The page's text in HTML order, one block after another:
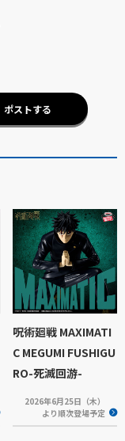
ポストする
呪術廻戦 MAXIMATI
C MEGUMI FUSHIGU
RO-死滅回游-
2026年6月25日（木）
より順次登場予定